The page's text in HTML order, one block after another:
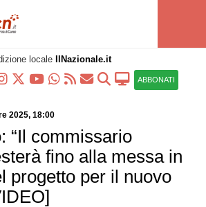
locale IlNazionale.it
ABBONATI
2025, 18:00
“Il commissario
fino alla messa in
progetto per il nuovo